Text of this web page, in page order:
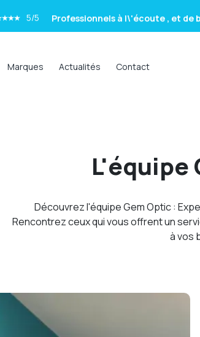
5/5 Professionnels à l\'écoute , et de
Marques Actualités Contact
L'équipe
Découvrez l'équipe Gem Optic :
Rencontrez ceux qui vous offrent un
à vos